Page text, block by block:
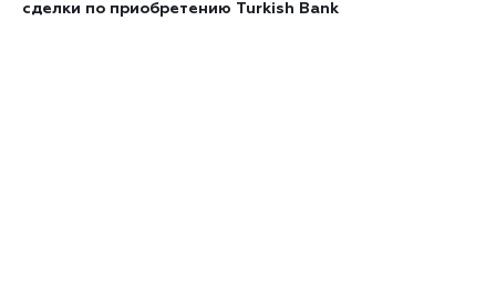
сделки по приобретению Turkish Bank